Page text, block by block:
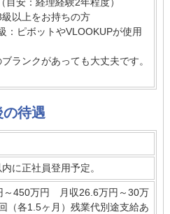
級以上をお持ちの方
：ピボットやVLOOKUPが使用
ランクがあっても大丈夫です。
待遇
に正社員登用予定。
～450万円 月収26.6万円～30万
（各1.5ヶ月）残業代別途支給あ